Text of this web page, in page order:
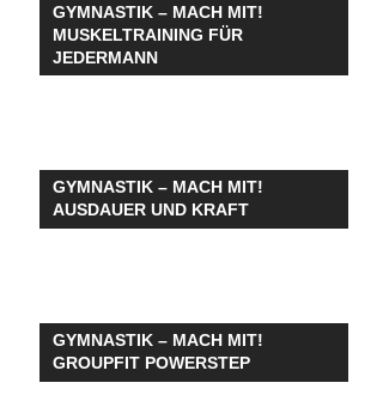
GYMNASTIK – MACH MIT!
MUSKELTRAINING FÜR
JEDERMANN
GYMNASTIK – MACH MIT!
AUSDAUER UND KRAFT
GYMNASTIK – MACH MIT!
GROUPFIT POWERSTEP